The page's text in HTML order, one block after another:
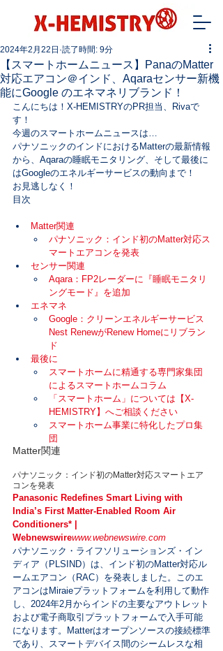
【スマートホームニュース】PanaのMatter
対応エアコン＠インド、Aqaraセンサー新機
能にGoogle のエネマネリブランド！
2024年2月22日 読了時間: 9分
こんにちは！X-HEMISTRYのPR担当、Rivaで
す！
今週のスマートホームニュースは…
パナソニックのインドにおけるMatterの最新情報
から、Aqaraの睡眠モニタリング、そして最後に
はGoogleのエネルギーサービスの動向まで！
お見逃しなく！
目次
Matter関連
パナソニック：インド初のMatter対応ス
マートエアコンを発表
センサー関連
Aqara：FP2レーダーに『睡眠モニタリ
ングモード』を追加
エネマネ
Google：クリーンエネルギーサービス
Nest RenewがRenew Homeにリブラン
ド
最後に
スマートホームに精通する専門家集団
によるスマートホームコラム
「スマートホーム」については【X-
HEMISTRY】へご相談ください
スマートホーム事業に特化したプロ集
団
Matter関連
パナソニック：インド初のMatter対応スマートエア
コンを発表
Panasonic Redefines Smart Living with
India’s First Matter-Enabled Room Air
Conditioners* |
Webnewswirewww.webnewswire.com
パナソニック・ライフソリューションズ・イン
ディア（PLSIND）は、インド初のMatter対応ル
ームエアコン（RAC）を発表しました。このエ
アコンはMiraieプラットフォームを利用して動作
し、2024年2月からインドの主要なアウトレット
および電子商取引プラットフォームで入手可能
になります。Matterはオープンソースの接続標準
であり、スマートデバイス間のシームレスな相